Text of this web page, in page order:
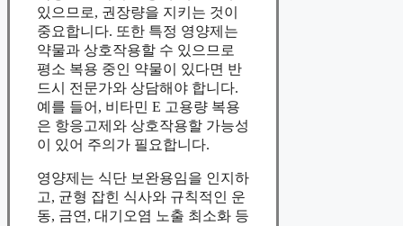
있으므로, 권장량을 지키는 것이
중요합니다. 또한 특정 영양제는
약물과 상호작용할 수 있으므로
평소 복용 중인 약물이 있다면 반
드시 전문가와 상담해야 합니다.
예를 들어, 비타민 E 고용량 복용
은 항응고제와 상호작용할 가능성
이 있어 주의가 필요합니다.
영양제는 식단 보완용임을 인지하
고, 균형 잡힌 식사와 규칙적인 운
동, 금연, 대기오염 노출 최소화 등